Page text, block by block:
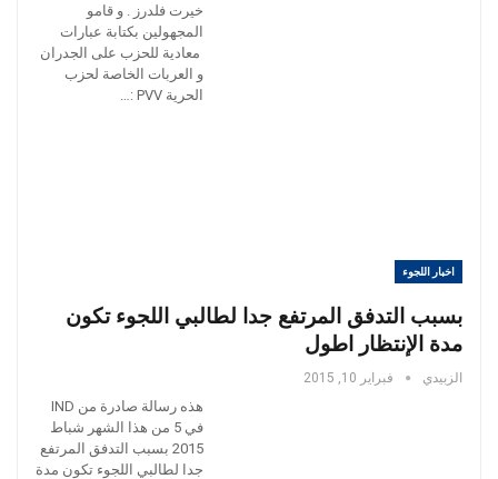
خيرت فلدرز . و قامو
المجهولين بكتابة عبارات
معادية للحزب على الجدران
و العربات الخاصة لحزب
الحرية PVV :…
اخبار اللجوء
بسبب التدفق المرتفع جدا لطالبي اللجوء تكون
مدة الإنتظار اطول
الزبيدي فبراير 10, 2015
هذه رسالة صادرة من IND
في 5 من هذا الشهر شباط
2015 بسبب التدفق المرتفع
جدا لطالبي اللجوء تكون مدة